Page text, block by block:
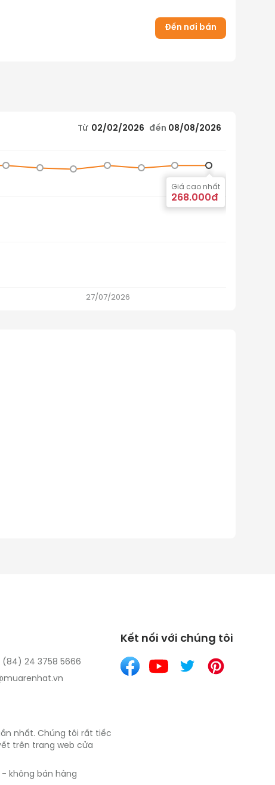
Đến nơi bán
Từ 02/02/2026 đến 08/08/2026
Giá cao nhất
268.000đ
27/07/2026
(84) 24 3758 5666
Kết nối với chúng tôi
nhất. Chúng tôi rất tiếc
trên trang web cửa
không bán hàng